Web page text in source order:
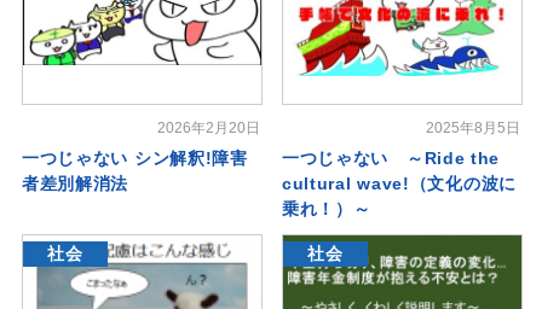
2026年2月20日
一つじゃない シン解釈!障害
者差別解消法
2025年8月5日
一つじゃない ～Ride the
cultural wave!（文化の波に
乗れ！）～
社会 社会